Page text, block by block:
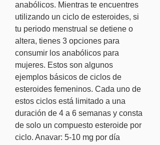
anabólicos. Mientras te encuentres
utilizando un ciclo de esteroides, si
tu periodo menstrual se detiene o
altera, tienes 3 opciones para
consumir los anabólicos para
mujeres. Estos son algunos
ejemplos básicos de ciclos de
esteroides femeninos. Cada uno de
estos ciclos está limitado a una
duración de 4 a 6 semanas y consta
de solo un compuesto esteroide por
ciclo. Anavar: 5-10 mg por día